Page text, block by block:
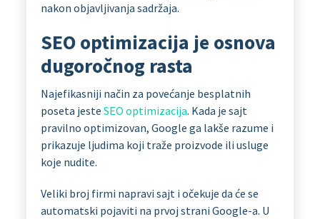
nakon objavljivanja sadržaja.
SEO optimizacija je osnova
dugoročnog rasta
Najefikasniji način za povećanje besplatnih
poseta jeste SEO optimizacija. Kada je sajt
pravilno optimizovan, Google ga lakše razume i
prikazuje ljudima koji traže proizvode ili usluge
koje nudite.
Veliki broj firmi napravi sajt i očekuje da će se
automatski pojaviti na prvoj strani Google-a. U